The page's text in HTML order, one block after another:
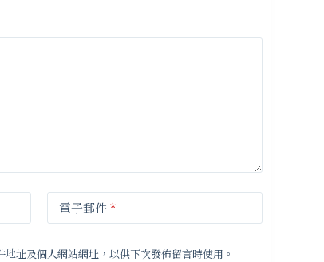
電子郵件*
址及個人網站網址，以供下次發佈留言時使用。